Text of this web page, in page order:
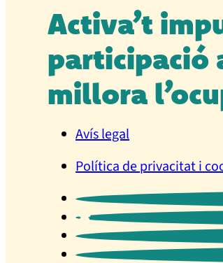
Activa’t
participació
millora
Avís legal
Política de privacitat i